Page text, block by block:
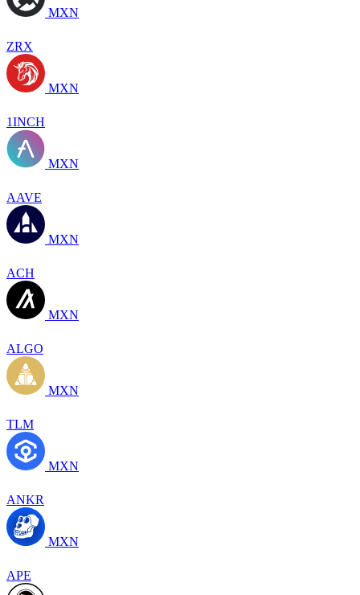
MXN
ZRX
MXN
1INCH
MXN
AAVE
MXN
ACH
MXN
ALGO
MXN
TLM
MXN
ANKR
MXN
APE